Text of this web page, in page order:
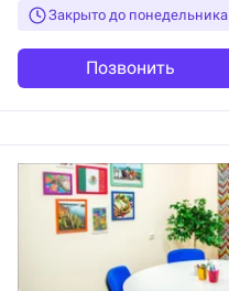
Закрыто до понедельника
Позвонить